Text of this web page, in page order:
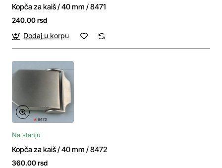
Kopča za kaiš / 40 mm / 8471
240.00 rsd
Dodaj u korpu
Na stanju
Kopča za kaiš / 40 mm / 8472
360.00 rsd